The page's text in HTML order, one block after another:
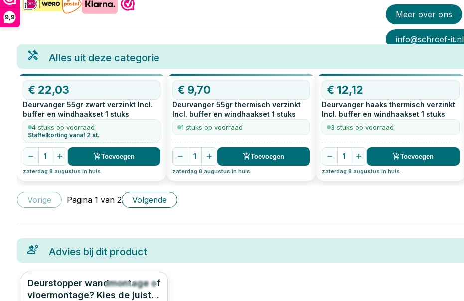
9,9
Meer over ons
info@schroef-it.nl
Alles uit deze categorie
€ 22,03
Deurvanger 55gr zwart verzinkt Incl.
buffer en windhaakset 1 stuks
4 stuks op voorraad
Staffelkorting vanaf 2 st.
1 Toevoegen
zaterdag 8 augustus in huis
€ 9,70
Deurvanger 55gr thermisch verzinkt
Incl. buffer en windhaakset 1 stuks
1 stuks op voorraad
1 Toevoegen
zaterdag 8 augustus in huis
€ 12,12
Deurvanger haaks thermisch verzinkt
Incl. buffer en windhaakset 1 stuks
3 stuks op voorraad
1 Toevoegen
zaterdag 8 augustus in huis
Vorige Pagina 1 van 2 Volgende
Advies bij dit product
255 4.7
Deurstopper wandmontage of
vloermontage? Kies de juiste